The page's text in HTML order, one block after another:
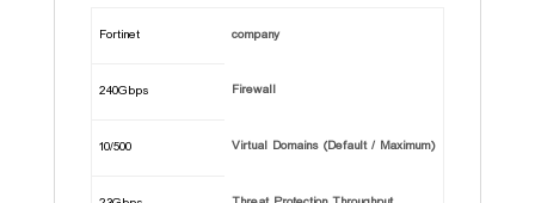
company
Fortinet
Firewall
240Gbps
Virtual Domains (Default / Maximum)
10/500